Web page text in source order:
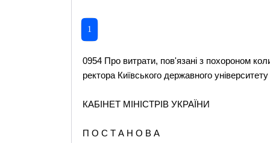
1
0954 Про витрати, пов'язані з похороном
ректора Київського державного
КАБІНЕТ МІНІСТРІВ УКРАЇНИ
П О С Т А Н О В А